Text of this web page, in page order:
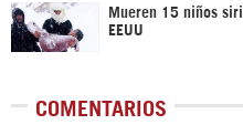
Mueren 15 niños
EEUU
COMENTARIOS